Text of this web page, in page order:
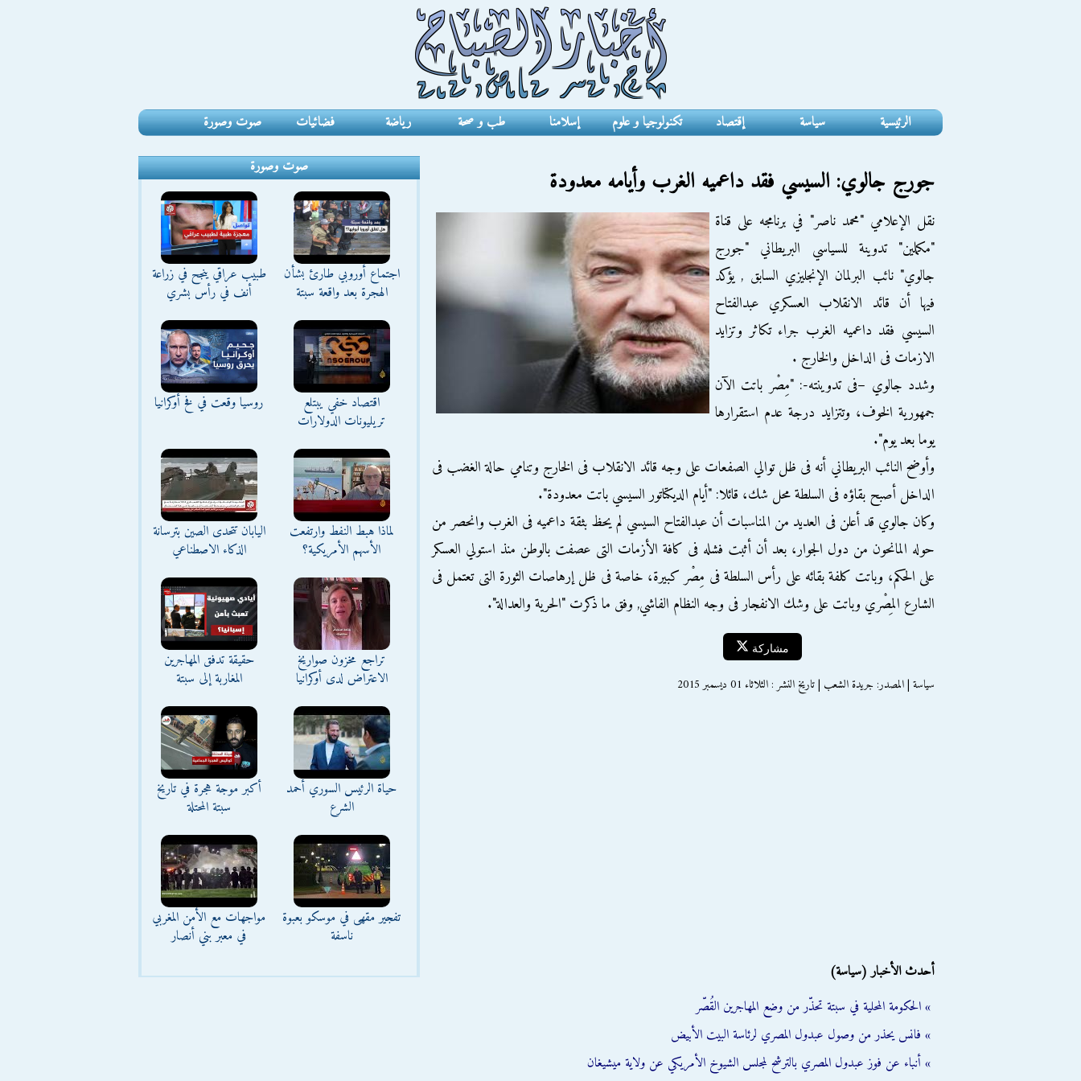
الرئيسية سياسة إقتصاد تكنولوجيا و علوم إسلامنا طب و صحة رياضة فضائيات صوت وصورة
جورج جالوي: السيسي فقد داعميه الغرب وأيامه معدودة
نقل الإعلامي "محمد ناصر" في برنامجه على قناة
"مكملين" تدوينة للسياسي البريطاني "جورج
جالوي" نائب البرلمان الإنجليزي السابق , يؤكد
فيها أن قائد الانقلاب العسكري عبدالفتاح
السيسي فقد داعميه الغرب جراء تكاثر وتزايد
الازمات فى الداخل والخارج .
وشدد جالوي –فى تدوينته-: "مِصْر باتت الآن
جمهورية الخوف، وتتزايد درجة عدم استقرارها
يوما بعد يوم".
وأوضح النائب البريطاني أنه فى ظل توالي الصفعات على وجه قائد الانقلاب فى الخارج وتنامي حالة الغضب فى
الداخل أصبح بقاؤه فى السلطة محل شك، قائلا: "أيام الديكتاتور السيسي باتت معدودة".
وكان جالوي قد أعلن فى العديد من المناسبات أن عبدالفتاح السيسي لم يحظ بثقة داعميه فى الغرب وانحصر من
حوله المانحون من دول الجوار، بعد أن أثبت فشله فى كافة الأزمات التى عصفت بالوطن منذ استولي العسكر
على الحكم، وباتت كلفة بقائه على رأس السلطة فى مِصْر كبيرة، خاصة فى ظل إرهاصات الثورة التى تعتمل فى
الشارع المِصْري وباتت على وشك الانفجار فى وجه النظام الفاشي, وفق ما ذكرت "الحرية والعدالة".
مشاركة
سياسة | المصدر: جريدة الشعب | تاريخ النشر : الثلاثاء 01 ديسمبر 2015
أحدث الأخبار (سياسة)
» الحكومة المحلية في سبتة تحذّر من وضع المهاجرين القُصّر
» فانس يحذر من وصول عبدول المصري لرئاسة البيت الأبيض
» أنباء عن فوز عبدول المصري بالترشح لمجلس الشيوخ الأمريكي عن ولاية ميشيغان
صوت وصورة
اجتماع أوروبي طارئ بشأن
الهجرة بعد واقعة سبتة
طبيب عراقي ينجح في زراعة
أنف في رأس بشري
اقتصاد خفي يبتلع
تريليونات الدولارات
روسيا وقعت في فخ أوكرانيا
لماذا هبط النفط وارتفعت
الأسهم الأمريكية؟
اليابان تتحدى الصين بترسانة
الذكاء الاصطناعي
تراجع مخزون صواريخ
الاعتراض لدى أوكرانيا
حقيقة تدفق المهاجرين
المغاربة إلى سبتة
حياة الرئيس السوري أحمد
الشرع
أكبر موجة هجرة في تاريخ
سبتة المحتلة
تفجير مقهى في موسكو بعبوة
ناسفة
مواجهات مع الأمن المغربي
في معبر بني أنصار